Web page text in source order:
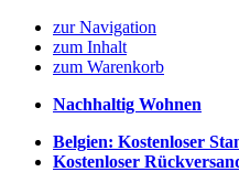
zur Navigation
zum Inhalt
zum Warenkorb
Nachhaltig Wohnen
Belgien: Kostenloser
Kostenloser